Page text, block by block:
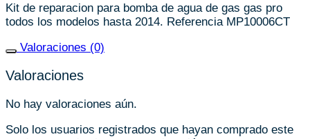
PRO
GAS
GAS
2002-
2014
cantidad
Kit de reparacion para bomba de agua de gas gas pro
todos los modelos hasta 2014. Referencia MP10006CT
Valoraciones (0)
Valoraciones
No hay valoraciones aún.
Solo los usuarios registrados que hayan comprado este